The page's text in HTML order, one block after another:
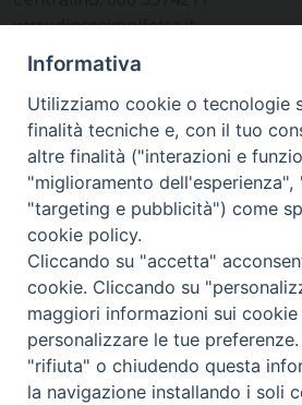
www.diocesimolfetta.it –
Ufficio Comunicazioni sociali
Piazza Giovene 4 – 70056 Molfetta
SEGUICI SU
Facebook
Instagram
X YouTube
Feed
Privacy Policy - trasparenza
Informativa
Utilizziamo cookie o tecnologie
finalità tecniche e, con il tuo
altre finalità ("interazioni e
"miglioramento dell'esperienza",
"targeting e pubblicità") come
cookie policy.
Cliccando su "accetta"
cookie. Cliccando su
maggiori informazioni sui
personalizzare le tue
"rifiuta" o chiudendo questa
la navigazione installando i soli